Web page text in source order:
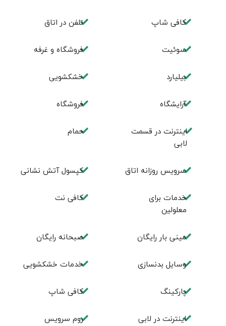
کافی شاپ تلفن در اتاق
سوئیت فروشگاه و غرفه
بیلیارد خشکشویی
آرایشگاه فروشگاه
اینترنت در قسمت
لابی
حمام
سرویس روزانه اتاق کپسول آتش نشانی
خدمات برای
معلولین
کافی نت
مینی بار رایگان صبحانه رایگان
وسایل بدنسازی خدمات خشکشویی
پاركينگ كافی شاپ
اينترنت در لابی روم سرويس